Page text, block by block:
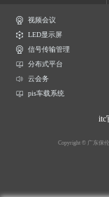
视频会议
LED显示屏
信号传输管理
分布式平台
云会务
pis车载系统
itc
Copyright © 广东保